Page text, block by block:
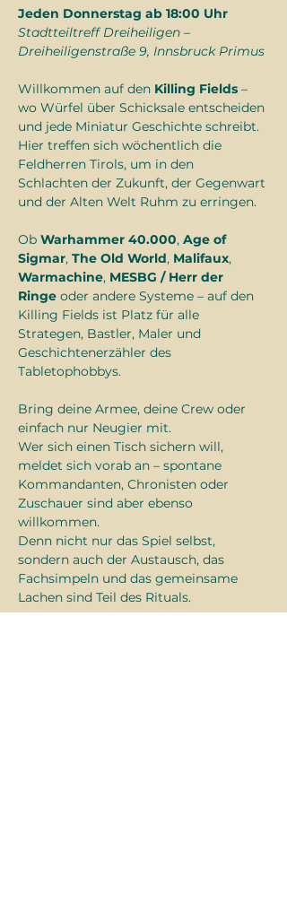
Jeden Donnerstag ab 18:00 Uhr
Stadtteiltreff Dreiheiligen –
Dreiheiligenstraße 9, Innsbruck Primus
Willkommen auf den Killing Fields –
wo Würfel über Schicksale entscheiden
und jede Miniatur Geschichte schreibt.
Hier treffen sich wöchentlich die
Feldherren Tirols, um in den
Schlachten der Zukunft, der Gegenwart
und der Alten Welt Ruhm zu erringen.
Ob Warhammer 40.000, Age of
Sigmar, The Old World, Malifaux,
Warmachine, MESBG / Herr der
Ringe oder andere Systeme – auf den
Killing Fields ist Platz für alle
Strategen, Bastler, Maler und
Geschichtenerzähler des
Tabletophobbys.
Bring deine Armee, deine Crew oder
einfach nur Neugier mit.
Wer sich einen Tisch sichern will,
meldet sich vorab an – spontane
Kommandanten, Chronisten oder
Zuschauer sind aber ebenso
willkommen.
Denn nicht nur das Spiel selbst,
sondern auch der Austausch, das
Fachsimpeln und das gemeinsame
Lachen sind Teil des Rituals.